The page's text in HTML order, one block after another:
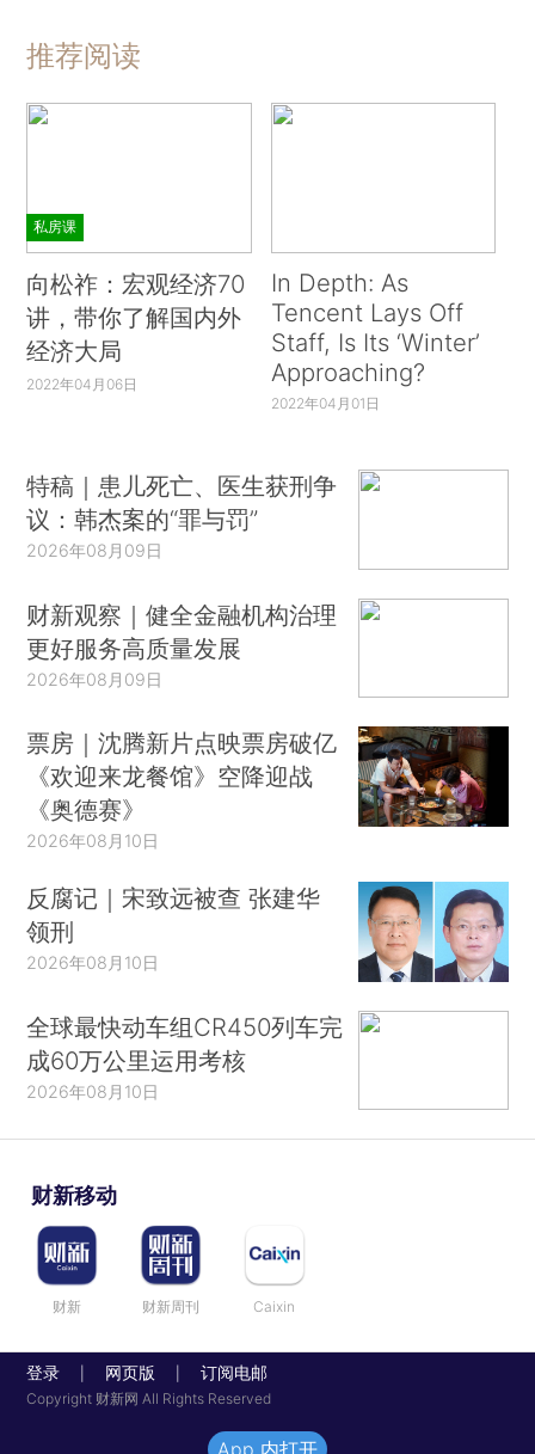
推荐阅读
私房课
向松祚：宏观经济70
讲，带你了解国内外
经济大局
2022年04月06日
In Depth: As
Tencent Lays Off
Staff, Is Its ‘Winter’
Approaching?
2022年04月01日
特稿｜患儿死亡、医生获刑争
议：韩杰案的“罪与罚”
2026年08月09日
财新观察｜健全金融机构治理
更好服务高质量发展
2026年08月09日
票房｜沈腾新片点映票房破亿
《欢迎来龙餐馆》空降迎战
《奥德赛》
2026年08月10日
反腐记｜宋致远被查 张建华
领刑
2026年08月10日
全球最快动车组CR450列车完
成60万公里运用考核
2026年08月10日
财新移动
财新 财新周刊 Caixin
登录 网页版 订阅电邮
Copyright 财新网 All Rights Reserved
App 内打开